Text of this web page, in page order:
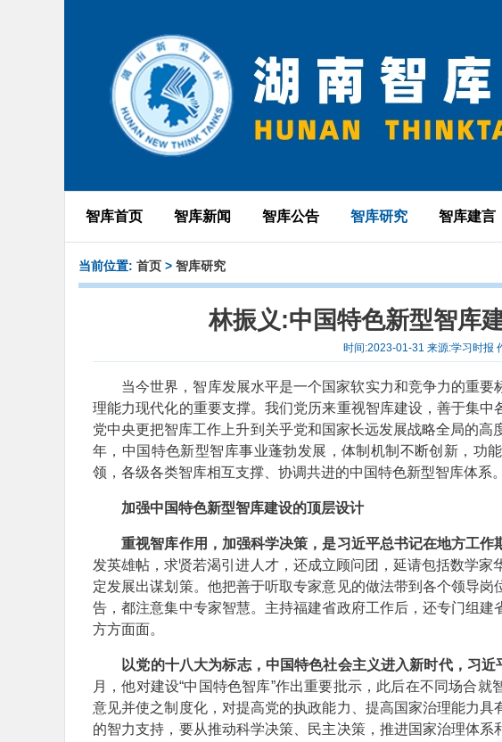
智库首页 智库新闻 智库公告 智库研究 智库建言
当前位置: 首页 > 智库研究
林振义:中国特色新型智库
时间:2023-01-31 来源:学习时报
当今世界，智库发展水平是一个国家软实力和竞争力的重
理能力现代化的重要支撑。我们党历来重视智库建设，善于集
党中央更把智库工作上升到关乎党和国家长远发展战略全局的
年，中国特色新型智库事业蓬勃发展，体制机制不断创新，功
领，各级各类智库相互支撑、协调共进的中国特色新型智库体系。
加强中国特色新型智库建设的顶层设计
重视智库作用，加强科学决策，是习近平总书记在地方工作
发英雄帖，求贤若渴引进人才，还成立顾问团，延请包括数学
定发展出谋划策。他把善于听取专家意见的做法带到各个领导
告，都注意集中专家智慧。主持福建省政府工作后，还专门组
方方面面。
以党的十八大为标志，中国特色社会主义进入新时代，习近
月，他对建设“中国特色智库”作出重要批示，此后在不同场合
意见并使之制度化，对提高党的执政能力、提高国家治理能力
的智力支持，要从推动科学决策、民主决策，推进国家治理体